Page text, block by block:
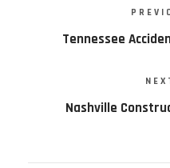
Tennessee
Nashville